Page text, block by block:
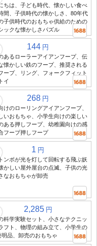
ちは、子ども時代、懐かしい食べ
間、子供時代の懐かしさ、80年代
子供時代のおもちゃ供給のための
ックな懐かしさパズル
144 円
あるローラーアイアンフープ、伝
懐かしい鉄のフープ、推奨される
ープ、リング、フォークフィット
イ
268 円
けのローリングアイアンフープ、
いおもちゃ、小学生向けの楽しい
ある押しフープ、幼稚園向けの感
フープ押しフープ
1 円
ンボが光を灯して回転する飛ぶ妖
かしい屋外屋台の点滅、子供の光
なおもちゃが卸売
2,285 円
科学実験セット、小さなテクニッ
フト、物理の組み立て、小学生の
明品、卸売のおもちゃ